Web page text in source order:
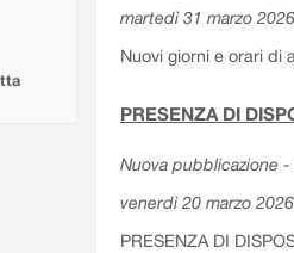
martedì 31 marzo 2026
Nuovi giorni e orari di
PRESENZA DI
Nuova pubblicazione
venerdì 20 marzo 2026
PRESENZA DI